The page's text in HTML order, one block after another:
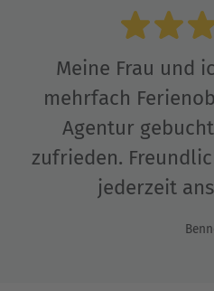
Meine Frau und
mehrfach
Agentur
zufrieden.
jederzeit